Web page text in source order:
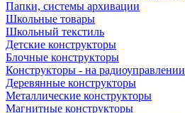
Папки, системы архивации
Школьные товары
Школьный текстиль
Детские конструкторы
Блочные конструкторы
Конструкторы - на радиоуправлении
Деревянные конструкторы
Металлические конструкторы
Магнитные конструкторы